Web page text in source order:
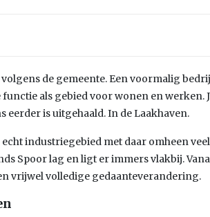
de gemeente. Een voormalig
als gebied voor wonen en werken.
eerder is uitgehaald. In de Laakhaven.
industriegebied met daar omheen veel
Spoor lag en ligt er immers vlakbij.
vrijwel volledige gedaanteverandering.